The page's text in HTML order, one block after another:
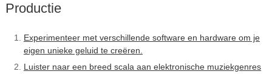
Productie
Experimenteer met verschillende software en hardware om je
eigen unieke geluid te creëren.
Luister naar een breed scala aan elektronische muziekgenres